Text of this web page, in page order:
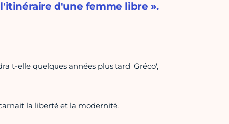
d'une femme libre ».
t-elle quelques années plus tard 'Gréco',
la liberté et la modernité.